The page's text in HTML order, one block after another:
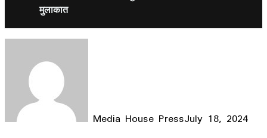
मुलाकात
Media House PressJuly 18, 2024